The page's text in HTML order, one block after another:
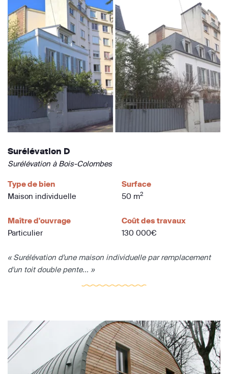
Surélévation D
Surélévation à Bois-Colombes
Type de bien
Maison individuelle
Surface
50 m2
Maître d'ouvrage
Particulier
Coût des travaux
130 000€
« Surélévation d'une maison individuelle par remplacement
d'un toit double pente... »